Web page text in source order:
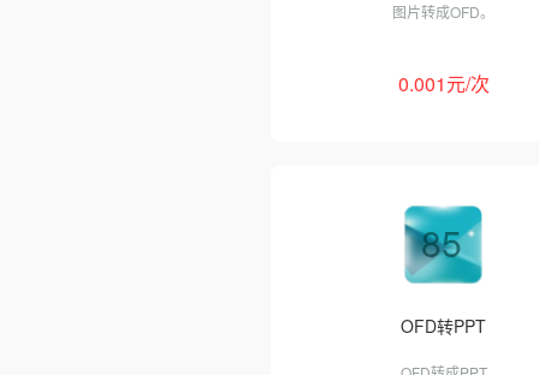
图片转成OFD。
0.001元/次
85
OFD转PPT